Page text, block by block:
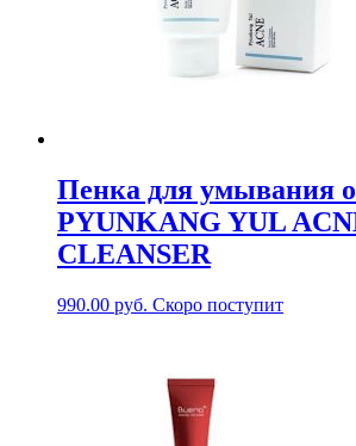
Пенка для умывания
PYUNKANG YUL
CLEANSER
990.00 руб. Скоро поступит